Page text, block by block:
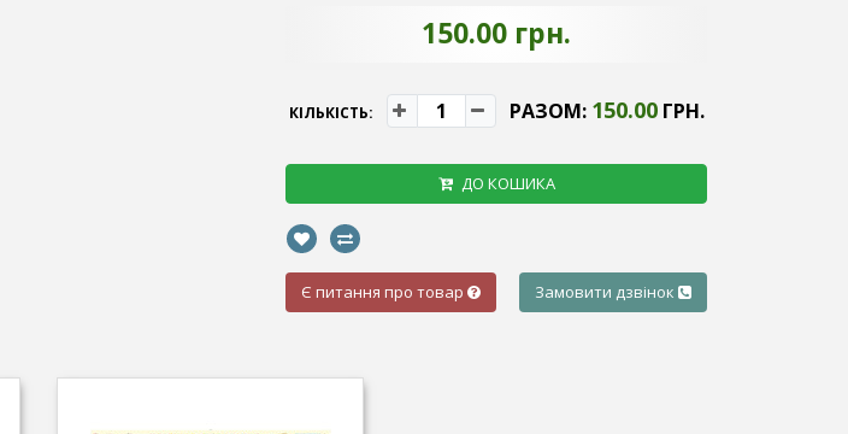
150.00 грн.
КІЛЬКІСТЬ: РАЗОМ: 150.00ГРН.
ДО КОШИКА
Є питання про товар Замовити дзвінок